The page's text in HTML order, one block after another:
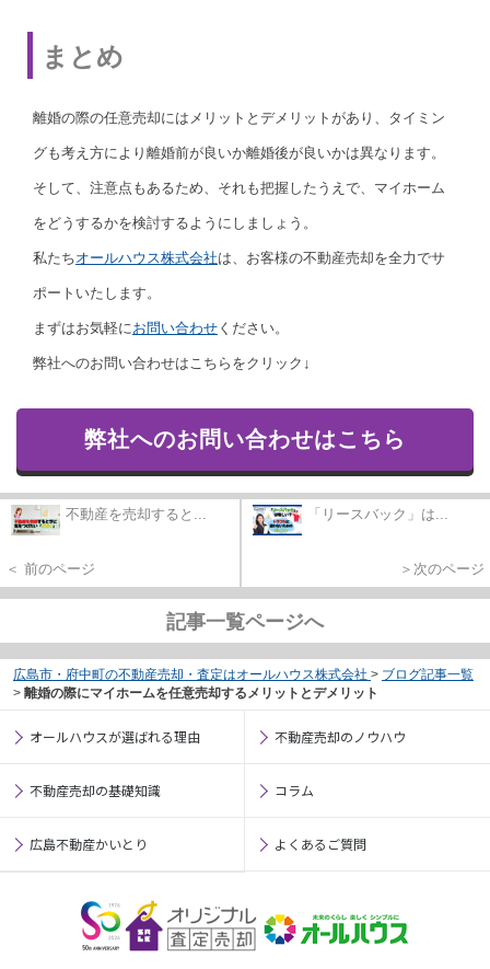
まとめ
離婚の際の任意売却にはメリットとデメリットがあり、タイミン
グも考え方により離婚前が良いか離婚後が良いかは異なります。
そして、注意点もあるため、それも把握したうえで、マイホーム
をどうするかを検討するようにしましょう。
私たちオールハウス株式会社は、お客様の不動産売却を全力でサ
ポートいたします。
まずはお気軽に お問い合わせ ください。
弊社へのお問い合わせはこちらをクリック↓
弊社へのお問い合わせはこちら
不動産を売却すると...
＜ 前のページ
「リースバック」は...
＞次のページ
記事一覧ページへ
広島市・府中町の不動産売却・査定はオールハウス株式会社 > ブログ記事一覧
> 離婚の際にマイホームを任意売却するメリットとデメリット
オールハウスが選ばれる理由 不動産売却のノウハウ
不動産売却の基礎知識 コラム
広島不動産かいとり よくあるご質問